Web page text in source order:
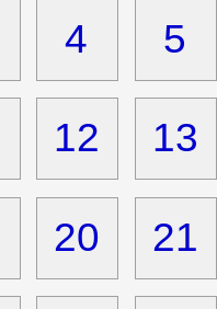
4 5
12 13
20 21